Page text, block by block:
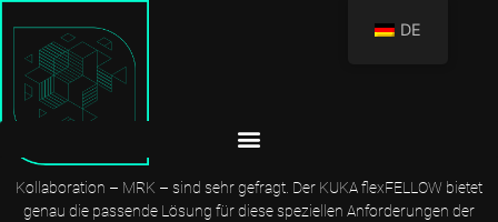
KUKA FLEXFELLOW: DAS FLEXIBLE AUTOMATISIERUNGSKONZEPT
Flexible und wandlungsfähige Lösungen für die Mensch-Roboter-
Kollaboration – MRK – sind sehr gefragt. Der KUKA flexFELLOW bietet
genau die passende Lösung für diese speziellen Anforderungen der
DE